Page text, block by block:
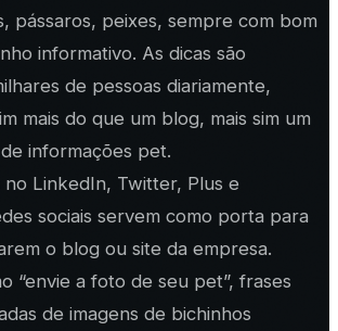
pássaros, peixes, sempre com bom
informativo. As dicas são
de pessoas diariamente,
mais do que um blog, mais sim um
informações pet.
LinkedIn, Twitter, Plus e
sociais servem como porta para
o blog ou site da empresa.
“envie a foto de seu pet”, frases
de imagens de bichinhos